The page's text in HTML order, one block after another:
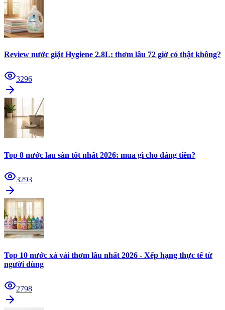
Review nước giặt Hygiene 2.8L: thơm lâu 72 giờ có thật không?
3296
Top 8 nước lau sàn tốt nhất 2026: mua gì cho đáng tiền?
3293
Top 10 nước xả vải thơm lâu nhất 2026 - Xếp hạng thực tế từ
người dùng
2798